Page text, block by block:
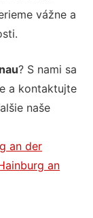
vážne a
? S nami sa
a kontaktujte
naše
an der
an